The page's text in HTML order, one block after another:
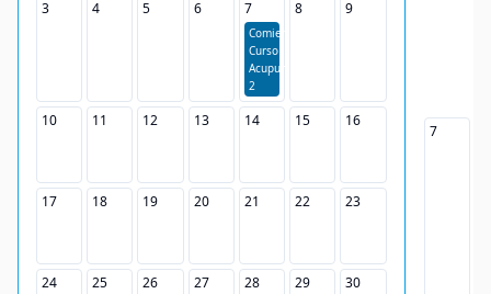
3 4 5 6 7
Comienzo
Curso
Acupuntura
2
8 9
10 11 12 13 14 15 16
17 18 19 20 21 22 23
24 25 26 27 28 29 30
7